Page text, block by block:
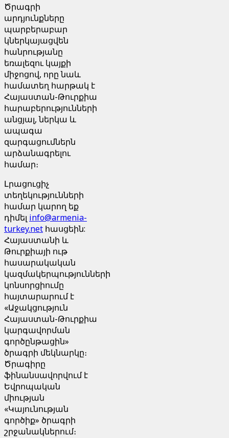
Ծրագրի
արդյունքները
պարբերաբար
կներկայացվեն
հանրությանը
եռալեզու կայքի
միջոցով, որը նաև
համատեղ հարթակ է
Հայաստան-Թուրքիա
հարաբերությունների
անցյալ, ներկա և
ապագա
զարգացումներն
արձանագրելու
համար։
Լրացուցիչ
տեղեկությունների
համար կարող եք
դիմել info@armenia-
turkey.net հասցեին:
Հայաստանի և
Թուրքիայի ութ
հասարակական
կազմակերպությունների
կոնսորցիումը
հայտարարում է
«Աջակցություն
Հայաստան-Թուրքիա
կարգավորման
գործընթացին»
ծրագրի մեկնարկը։
Ծրագիրը
ֆինանսավորվում է
Եվրոպական
միության
«Կայունության
գործիք» ծրագրի
շրջանակներում։